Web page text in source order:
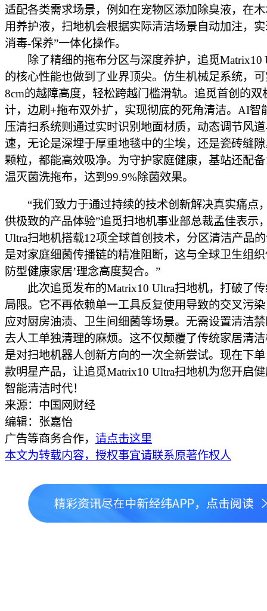
适配各类需求场景，例如在宠物区添加除臭液，在
用养护液，扫地机会根据实际清洁场景自动加注，实
消毒-保养”一体化操作。
除了精细的拖布分区与深度养护，追觅Matrix10
的核心性能也做到了业界顶尖。仿生机械足系统，
8cm的越障高度，轻松跨越门槛滑轨。追觅首创的双
计，边刷+拖布双外扩，实现彻底的死角清洁。AI智
压清扫系统则通过实时识别地面材质，动态调节风
速，无论是深埋于厚重地毯中的尘埃，还是瓷砖缝
颗粒，都能高效吸净。为守护家庭健康，基站还配备
温灭菌洗拖布，达到99.9%除菌效果。
“我们致力于通过持续的技术创新解决真实痛点
供极致的产品体验”追觅扫地机事业部总裁孟佳表示
Ultra扫地机搭载12项全球首创技术，分区清洁产品
是对家庭细菌传播链的精准阻断，这与全球卫生组织
防型健康家居’理念高度契合。”
此次追觅发布的Matrix10 Ultra扫地机，打破了传
局限。它不再依赖单一工具反复使用导致的交叉污
应对厨房油渍、卫生间细菌等场景。无需设置清洁
去人工单独清理的麻烦。这不仅颠覆了传统家居清
是对扫地机器人创新方向的一次全新尝试。现在下
款明星产品，让追觅Matrix10 Ultra扫地机为您开启
智能清洁时代！
来源：中国网财经
编辑：张嘉怡
广告等商务合作， 请点击这里
本文为转载内容，授权事宜请联系原著作权人